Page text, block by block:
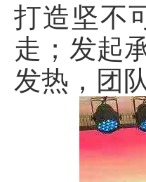
打造坚不
走；发起
发热，团